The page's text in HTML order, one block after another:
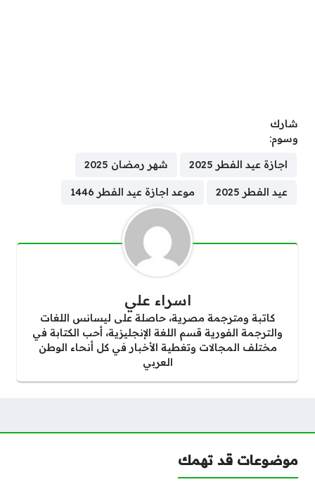
شارك
وسوم:
اجازة عيد الفطر 2025 شهر رمضان 2025
عيد الفطر 2025 موعد اجازة عيد الفطر 1446
اسراء علي
كاتبة ومترجمة مصرية، حاصلة على ليسانس اللغات
والترجمة الفورية قسم اللغة الإنجليزية، أحب الكتابة في
مختلف المجالات وتغطية الأخبار في كل أنحاء الوطن
العربي
موضوعات قد تهمك